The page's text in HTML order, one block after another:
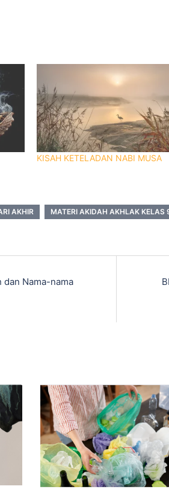
KISAH KETELADAN NABI MUSA
AKHIR MATERI AKIDAH AKHLAK KELAS
dan Nama-nama